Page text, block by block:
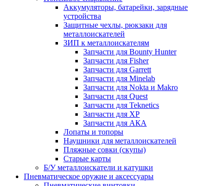
Аккумуляторы, батарейки, зарядные
устройства
Защитные чехлы, рюкзаки для
металлоискателей
ЗИП к металлоискателям
Запчасти для Bounty Hunter
Запчасти для Fisher
Запчасти для Garrett
Запчасти для Minelab
Запчасти для Nokta и Makro
Запчасти для Quest
Запчасти для Teknetics
Запчасти для XP
Запчасти для АКА
Лопаты и топоры
Наушники для металлоискателей
Пляжные совки (скупы)
Старые карты
Б/У металлоискатели и катушки
Пневматическое оружие и аксессуары